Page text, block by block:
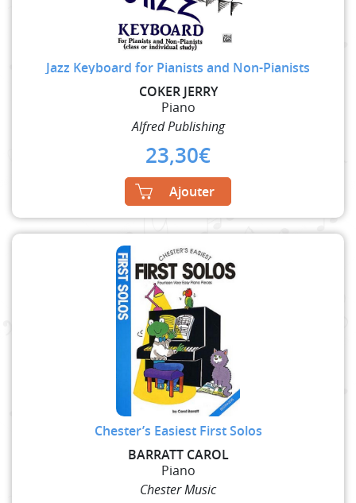
Jazz Keyboard for Pianists and Non-Pianists
COKER JERRY
Piano
Alfred Publishing
23,30€
Ajouter
Chester’s Easiest First Solos
BARRATT CAROL
Piano
Chester Music